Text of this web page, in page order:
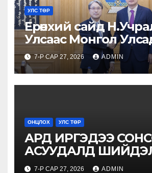
УЛС ТӨР
Ерөнхий сайд
Улсаас Монгол
Онц бөгөөд Бүрэн
сайд Игавахара
хүлээн авч уулзлаа
7-Р САР 27, 2026 ADMIN
ОНЦЛОХ УЛС ТӨР
АРД ИРГЭДЭЭ
АСУУДАЛД
ГАРГАНА
7-Р САР 27, 2026 ADMIN